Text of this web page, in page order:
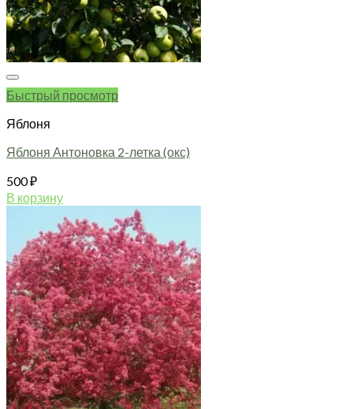
Быстрый просмотр
Яблоня
Яблоня Антоновка 2-летка (окс)
500₽
В корзину